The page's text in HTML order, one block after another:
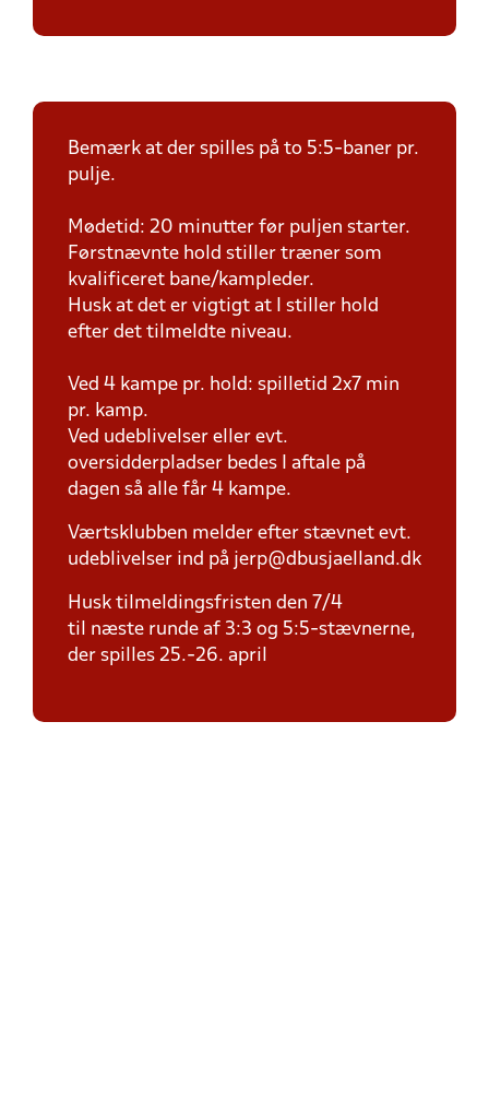
Bemærk at der spilles på to 5:5-baner pr.
pulje.
Mødetid: 20 minutter før puljen starter.
Førstnævnte hold stiller træner som
kvalificeret bane/kampleder.
Husk at det er vigtigt at I stiller hold
efter det tilmeldte niveau.
Ved 4 kampe pr. hold: spilletid 2x7 min
pr. kamp.
Ved udeblivelser eller evt.
oversidderpladser bedes I aftale på
dagen så alle får 4 kampe.
Værtsklubben melder efter stævnet evt.
udeblivelser ind på jerp@dbusjaelland.dk
Husk tilmeldingsfristen den 7/4
til næste runde af 3:3 og 5:5-stævnerne,
der spilles 25.-26. april